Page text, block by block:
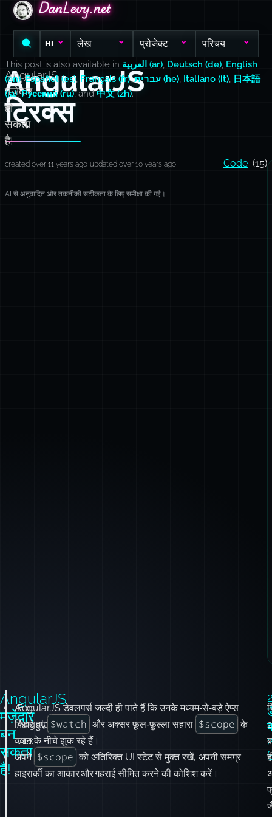
DanLevy.net
DanLevy.net
DanLevy.net
HI लेख प्रोजेक्ट परिचय
AngularJS
ट्रिक्स
AngularJS
मज़ेदार
हो
सकता
है!
This post is also available in العربية (ar), Deutsch (de), English
(en),Español (es), Français (fr), עברית (he), Italiano (it), 日本語
(ja),Русский (ru), and中文 (zh).
created over 11 years ago updated over 10 years ago Code (15)
AI से अनुवादित और तकनीकी सटीकता के लिए समीक्षा की गई।
AngularJS
मज़ेदार
बन
सकता
है!
For:
AngularJS
v1.x
AngularJS डेवलपर्स जल्दी ही पाते हैं कि उनके मध्यम‑से‑बड़े ऐप्स
बिखरे हुए $watch और अक्सर फ़ूल‑फ़ुल्ला सहारा $scope के
वजन के नीचे झुक रहे हैं।
अपने $scope को अतिरिक्त UI स्टेट से मुक्त रखें, अपनी समग्र
हाइरार्की का आकार और गहराई सीमित करने की कोशिश करें।